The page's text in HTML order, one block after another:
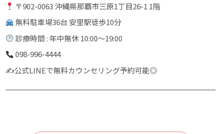
〒902-0063 沖縄県那覇市三原1丁目26-1 1階
無料駐車場36台 安里駅徒歩10分
診療時間 : 年中無休 10:00〜19:00
098-996-4444
✍️公式LINEで無料カウンセリング予約可能◎